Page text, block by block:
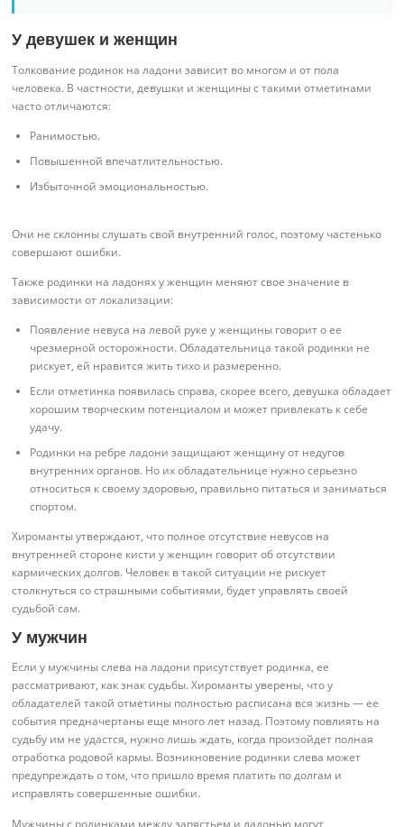
У девушек и женщин
Толкование родинок на ладони зависит во многом и от пола
человека. В частности, девушки и женщины с такими отметинами
часто отличаются:
Ранимостью.
Повышенной впечатлительностью.
Избыточной эмоциональностью.
Они не склонны слушать свой внутренний голос, поэтому частенько
совершают ошибки.
Также родинки на ладонях у женщин меняют свое значение в
зависимости от локализации:
Появление невуса на левой руке у женщины говорит о ее
чрезмерной осторожности. Обладательница такой родинки не
рискует, ей нравится жить тихо и размеренно.
Если отметинка появилась справа, скорее всего, девушка обладает
хорошим творческим потенциалом и может привлекать к себе
удачу.
Родинки на ребре ладони защищают женщину от недугов
внутренних органов. Но их обладательнице нужно серьезно
относиться к своему здоровью, правильно питаться и заниматься
спортом.
Хироманты утверждают, что полное отсутствие невусов на
внутренней стороне кисти у женщин говорит об отсутствии
кармических долгов. Человек в такой ситуации не рискует
столкнуться со страшными событиями, будет управлять своей
судьбой сам.
У мужчин
Если у мужчины слева на ладони присутствует родинка, ее
рассматривают, как знак судьбы. Хироманты уверены, что у
обладателей такой отметины полностью расписана вся жизнь — ее
события предначертаны еще много лет назад. Поэтому повлиять на
судьбу им не удастся, нужно лишь ждать, когда произойдет полная
отработка родовой кармы. Возникновение родинки слева может
предупреждать о том, что пришло время платить по долгам и
исправлять совершенные ошибки.
Мужчины с родинками между запястьем и ладонью могут